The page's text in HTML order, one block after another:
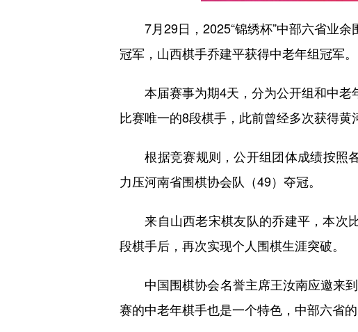
7月29日，2025“锦绣杯”中部六省业余
冠军，山西棋手乔建平获得中老年组冠军。
本届赛事为期4天，分为公开组和中老
比赛唯一的8段棋手，此前曾经多次获得黄
根据竞赛规则，公开组团体成绩按照各
力压河南省围棋协会队（49）夺冠。
来自山西老宋棋友队的乔建平，本次
段棋手后，再次实现个人围棋生涯突破。
中国围棋协会名誉主席王汝南应邀来到
赛的中老年棋手也是一个特色，中部六省